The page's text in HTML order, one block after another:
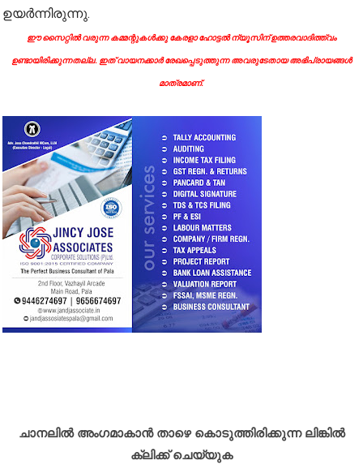
ഉയർന്നിരുന്നു.
ഈ സൈറ്റിൽ വരുന്ന കമ്മന്റുകൾക്കു കേരളാ ഹോട്ടൽ ന്യൂസിന് ഉത്തരവാദിത്ത്വം
ഉണ്ടായിരിക്കുന്നതല്ല. ഇത് വായനക്കാർ രേഖപ്പെടുത്തുന്ന അവരുടേതായ അഭിപ്രായങ്ങൾ
മാത്രമാണ്.
ചാനലിൽ അംഗമാകാൻ താഴെ കൊടുത്തിരിക്കുന്ന ലിങ്കിൽ
ക്ലിക്ക് ചെയ്യുക